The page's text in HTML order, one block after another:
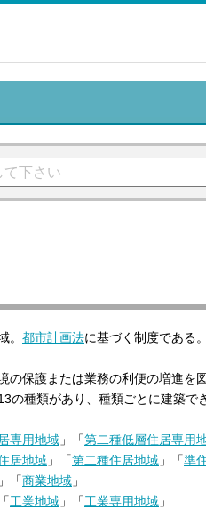
。 都市計画法に基づく制度である。
の保護または業務の利便の増進を
の種類があり、種類ごとに建築で
専用地域 」「第二種低層住居専用
居地域 」「第二種住居地域 」「準
」「商業地域 」
工業地域 」「工業専用地域 」